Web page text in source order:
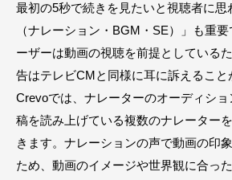
最初の5秒で続きを見たいと視聴者に思
（ナレーション・BGM・SE）」も重
ーザーは動画の視聴を前提としている
告はテレビCMと同様に耳に訴えること
Crevoでは、ナレーターのオーディシ
稿を読み上げている複数のナレーター
きます。ナレーションの声で動画の印
ため、動画のイメージや世界観に合っ